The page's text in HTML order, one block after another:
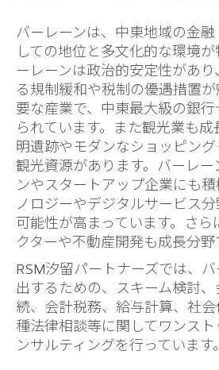
バーレーンは、中東地域の金
しての地位と多文化的な環境
ーレーンは政治的安定性があ
る規制緩和や税制の優遇措置
要な産業で、中東最大級の銀
られています。また観光業も
明遺跡やモダンなショッピン
観光資源があります。バーレー
ンやスタートアップ企業にも
ノロジーやデジタルサービス
可能性が高まっています。さら
クターや不動産開発も成長分野
RSM汐留パートナーズでは、
出するための、スキーム検討
続、会計税務、給与計算、社
種法律相談等に関してワンス
ンサルティングを行っています。